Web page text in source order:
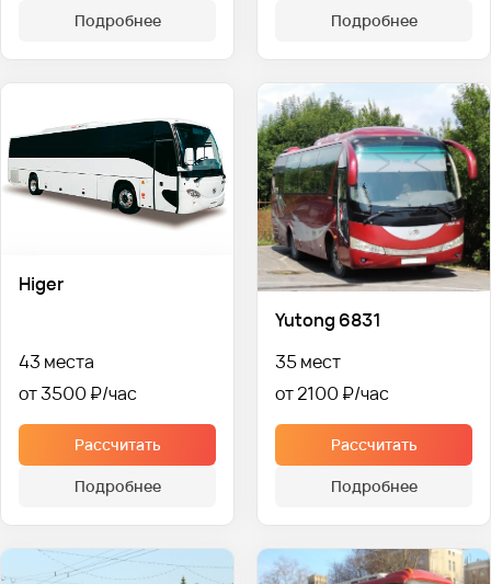
Подробнее Подробнее
Higer
43 места
от 3500 ₽
Рассчитать
Подробнее
Yutong 6831
35 мест
от 2100 ₽
Рассчитать
Подробнее